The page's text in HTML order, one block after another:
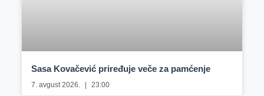
Sasa Kovačević priređuje veče za pamćenje
7. avgust 2026. 23:00